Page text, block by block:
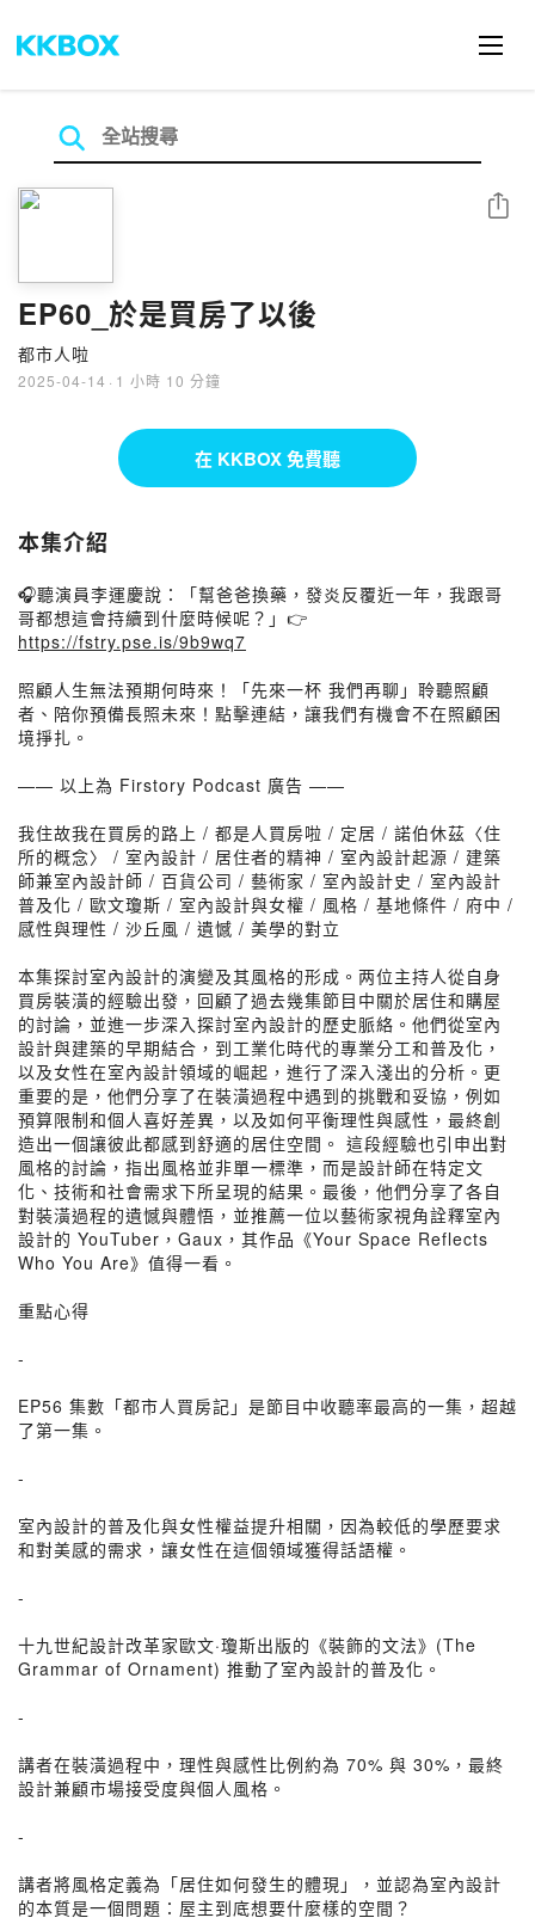
EP60_於是買房了以後
都市人啦
2025-04-14 · 1 小時 10 分鐘
分享
在 KKBOX 免費聽
本集介紹
🎧聽演員李運慶說：「幫爸爸換藥，發炎反覆近一年，我跟哥
哥都想這會持續到什麼時候呢？」👉
https://fstry.pse.is/9b9wq7
照顧人生無法預期何時來！「先來一杯 我們再聊」聆聽照顧
者、陪你預備長照未來！點擊連結，讓我們有機會不在照顧困
境掙扎。
—— 以上為 Firstory Podcast 廣告 ——
我住故我在買房的路上 / 都是人買房啦 / 定居 / 諾伯休茲〈住
所的概念〉 / 室內設計 / 居住者的精神 / 室內設計起源 / 建築
師兼室內設計師 / 百貨公司 / 藝術家 / 室內設計史 / 室內設計
普及化 / 歐文瓊斯 / 室內設計與女權 / 風格 / 基地條件 / 府中 /
感性與理性 / 沙丘風 / 遺憾 / 美學的對立
本集探討室內設計的演變及其風格的形成。两位主持人從自身
買房裝潢的經驗出發，回顧了過去幾集節目中關於居住和購屋
的討論，並進一步深入探討室內設計的歷史脈絡。他們從室內
設計與建築的早期結合，到工業化時代的專業分工和普及化，
以及女性在室內設計領域的崛起，進行了深入淺出的分析。更
重要的是，他們分享了在裝潢過程中遇到的挑戰和妥協，例如
預算限制和個人喜好差異，以及如何平衡理性與感性，最終創
造出一個讓彼此都感到舒適的居住空間。 這段經驗也引申出對
風格的討論，指出風格並非單一標準，而是設計師在特定文
化、技術和社會需求下所呈現的結果。最後，他們分享了各自
對裝潢過程的遺憾與體悟，並推薦一位以藝術家視角詮釋室內
設計的 YouTuber，Gaux，其作品《Your Space Reflects
Who You Are》值得一看。
重點心得
-
EP56 集數「都市人買房記」是節目中收聽率最高的一集，超越
了第一集。
-
室內設計的普及化與女性權益提升相關，因為較低的學歷要求
和對美感的需求，讓女性在這個領域獲得話語權。
-
十九世紀設計改革家歐文·瓊斯出版的《裝飾的文法》(The
Grammar of Ornament) 推動了室內設計的普及化。
-
講者在裝潢過程中，理性與感性比例約為 70% 與 30%，最終
設計兼顧市場接受度與個人風格。
-
講者將風格定義為「居住如何發生的體現」，並認為室內設計
的本質是一個問題：屋主到底想要什麼樣的空間？